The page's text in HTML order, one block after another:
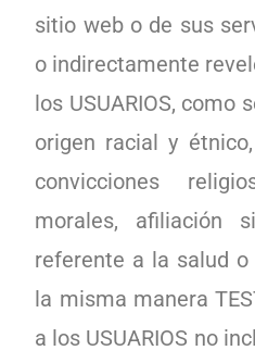
sitio web o de sus
o indirectamente
los USUARIOS, como
origen racial y
convicciones
morales, afiliación
referente a la salud
la misma manera
a los USUARIOS no